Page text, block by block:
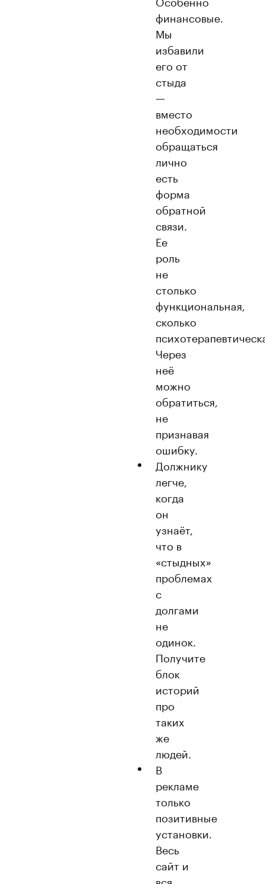
финансовые.
Мы
избавили
его от
стыда
—
вместо
необходимости
обращаться
лично
есть
форма
обратной
связи.
Ее
роль
не
столько
функциональная,
сколько
Через
неё
можно
обратиться,
не
признавая
ошибку.
Должнику
легче,
когда
он
узнаёт,
что в
«стыдных»
проблемах
с
долгами
не
одинок.
Получите
блок
историй
про
таких
же
людей.
В
рекламе
только
позитивные
установки.
Весь
сайт и
вся